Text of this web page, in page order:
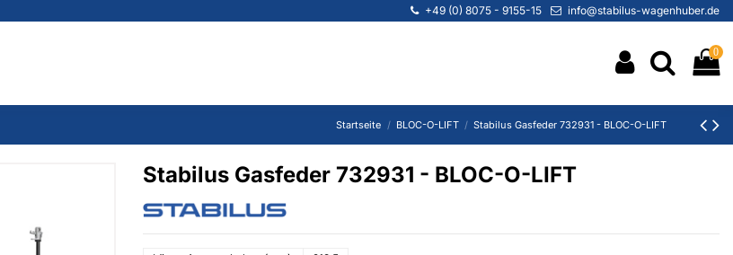
+49 (0) 8075 - 9155-15 info@stabilus-wagenhuber.de
0
Startseite BLOC-O-LIFT Stabilus Gasfeder 732931 - BLOC-O-LIFT
Stabilus Gasfeder 732931 - BLOC-O-LIFT